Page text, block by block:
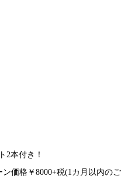
本付き！
価格￥8000+税(1カ月以内のご